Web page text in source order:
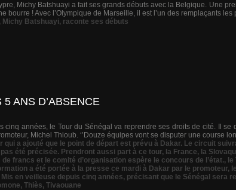
Michy Batshuayi a fait ses grands débuts avec la Belgique. Une
bourre ! Avec l’Olympique de Marseille, il est l’un des remplaçants
, Michy Batshuayi, raconte ses débuts
ANS D’ABSENCE
cinq années, le Tour du Sénégal va reprendre ses droits de cité. Il
Michel Thioub. ‘’Douze équipes vont se disputer une course
qui a ajouté que le point de départ est prévu à Dakar. Le circuit
pas été précisée. Prendront aussi part à ce tour, la France, la
de francs et le comité d’organisation espère le concours de l’état.,
a été portée à la presse ce mardi à Dakar par le promoteur,
Mis en veilleuse depuis cinq années, précisant que le Sénégal sera
, Thiès, Tivaouane